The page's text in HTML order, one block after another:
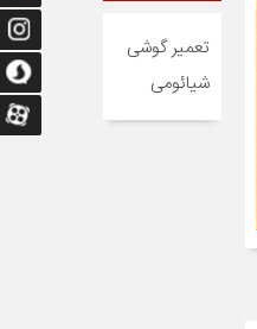
تعمیر گوشی
شیائومی